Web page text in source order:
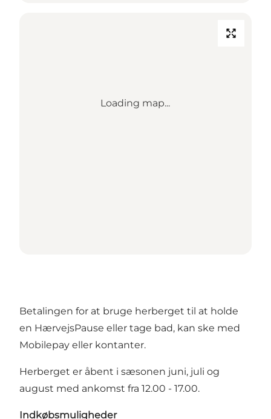
Loading map...
Betalingen for at bruge herberget til at holde
en HærvejsPause eller tage bad, kan ske med
Mobilepay eller kontanter.
Herberget er åbent i sæsonen juni, juli og
august med ankomst fra 12.00 - 17.00.
Indkøbsmuligheder